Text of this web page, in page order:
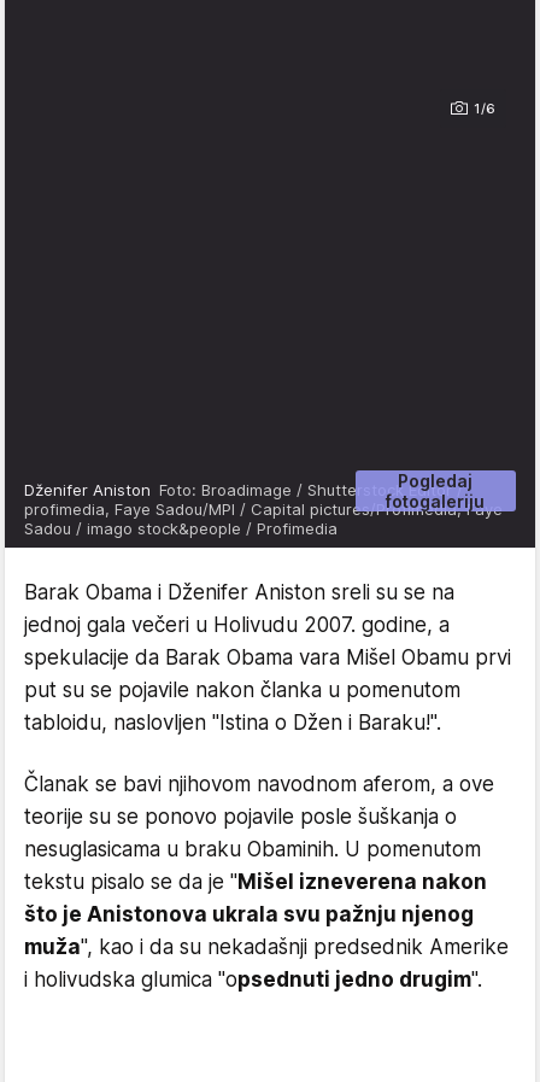
1/6
Pogledaj
fotogaleriju
Dženifer Aniston Foto: Broadimage / Shutterstock Editor /
profimedia, Faye Sadou/MPI / Capital pictures/Profimedia, Faye
Sadou / imago stock&people / Profimedia
Barak Obama i Dženifer Aniston sreli su se na
jednoj gala večeri u Holivudu 2007. godine, a
spekulacije da Barak Obama vara Mišel Obamu prvi
put su se pojavile nakon članka u pomenutom
tabloidu, naslovljen "Istina o Džen i Baraku!".
Članak se bavi njihovom navodnom aferom, a ove
teorije su se ponovo pojavile posle šuškanja o
nesuglasicama u braku Obaminih. U pomenutom
tekstu pisalo se da je "Mišel izneverena nakon
što je Anistonova ukrala svu pažnju njenog
muža", kao i da su nekadašnji predsednik Amerike
i holivudska glumica "opsednuti jedno drugim".